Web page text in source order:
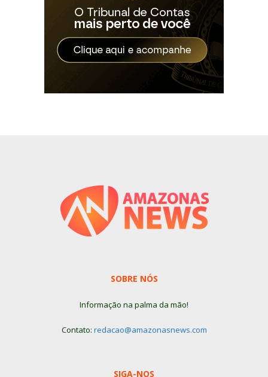
SOBRE NÓS
Informação na palma da mão!
Contato: redacao@amazonasnews.com
SIGA-NOS